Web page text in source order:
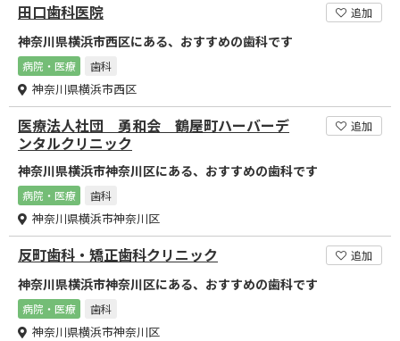
田口歯科医院 追加
神奈川県横浜市西区にある、おすすめの歯科です
病院・医療 歯科
神奈川県横浜市西区
医療法人社団 勇和会 鶴屋町ハーバーデ
ンタルクリニック
追加
神奈川県横浜市神奈川区にある、おすすめの歯科です
病院・医療 歯科
神奈川県横浜市神奈川区
反町歯科・矯正歯科クリニック 追加
神奈川県横浜市神奈川区にある、おすすめの歯科です
病院・医療 歯科
神奈川県横浜市神奈川区